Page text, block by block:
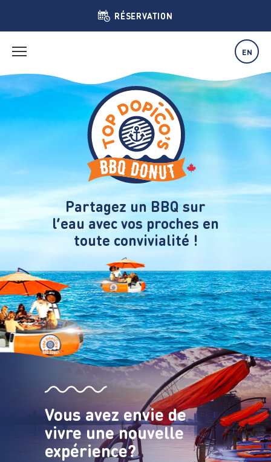
EN
RÉSERVATION
Partagez un BBQ sur
l’eau avec vos proches en
toute convivialité !
Vous avez envie de
vivre une nouvelle
expérience?